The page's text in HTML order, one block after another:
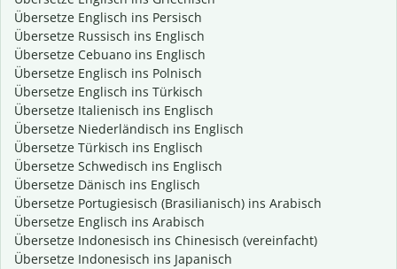
Übersetze Englisch ins Persisch
Übersetze Russisch ins Englisch
Übersetze Cebuano ins Englisch
Übersetze Englisch ins Polnisch
Übersetze Englisch ins Türkisch
Übersetze Italienisch ins Englisch
Übersetze Niederländisch ins Englisch
Übersetze Türkisch ins Englisch
Übersetze Schwedisch ins Englisch
Übersetze Dänisch ins Englisch
Übersetze Portugiesisch (Brasilianisch) ins Arabisch
Übersetze Englisch ins Arabisch
Übersetze Indonesisch ins Chinesisch (vereinfacht)
Übersetze Indonesisch ins Japanisch